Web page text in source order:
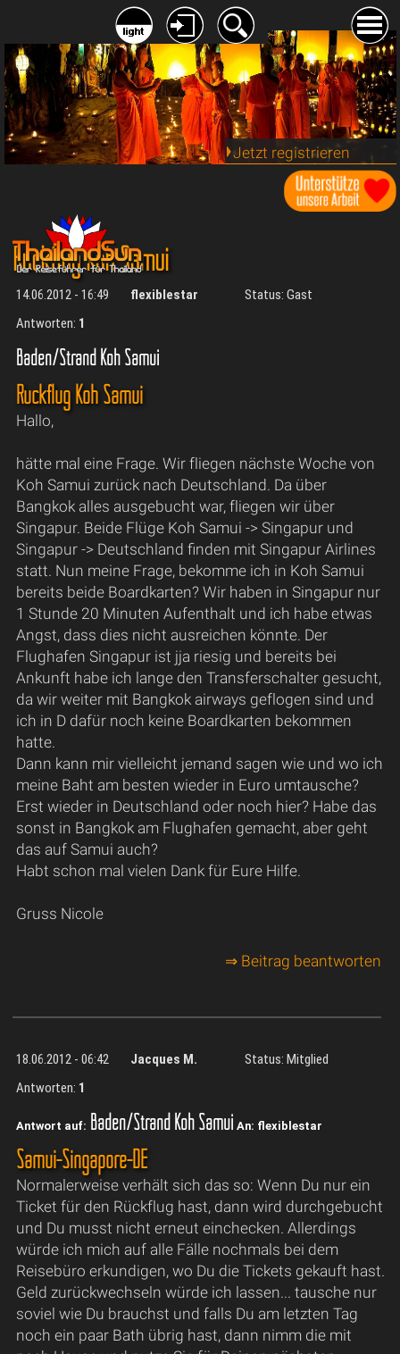
Jetzt registrieren
Rückflug Koh Samui
14.06.2012 - 16:49 flexiblestar
Status: Gast
Antworten: 1
Baden/Strand Koh Samui
Rückflug Koh Samui
Hallo,
hätte mal eine Frage. Wir fliegen nächste Woche von
Koh Samui zurück nach Deutschland. Da über
Bangkok alles ausgebucht war, fliegen wir über
Singapur. Beide Flüge Koh Samui -> Singapur und
Singapur -> Deutschland finden mit Singapur Airlines
statt. Nun meine Frage, bekomme ich in Koh Samui
bereits beide Boardkarten? Wir haben in Singapur nur
1 Stunde 20 Minuten Aufenthalt und ich habe etwas
Angst, dass dies nicht ausreichen könnte. Der
Flughafen Singapur ist jja riesig und bereits bei
Ankunft habe ich lange den Transferschalter gesucht,
da wir weiter mit Bangkok airways geflogen sind und
ich in D dafür noch keine Boardkarten bekommen
hatte.
Dann kann mir vielleicht jemand sagen wie und wo ich
meine Baht am besten wieder in Euro umtausche?
Erst wieder in Deutschland oder noch hier? Habe das
sonst in Bangkok am Flughafen gemacht, aber geht
das auf Samui auch?
Habt schon mal vielen Dank für Eure Hilfe.
Gruss Nicole
⇒ Beitrag beantworten
18.06.2012 - 06:42 Jacques M.
Status: Mitglied
Antworten: 1
Antwort auf: Baden/Strand Koh Samui An: flexiblestar
Samui-Singapore-DE
Normalerweise verhält sich das so: Wenn Du nur ein
Ticket für den Rückflug hast, dann wird durchgebucht
und Du musst nicht erneut einchecken. Allerdings
würde ich mich auf alle Fälle nochmals bei dem
Reisebüro erkundigen, wo Du die Tickets gekauft hast.
Geld zurückwechseln würde ich lassen... tausche nur
soviel wie Du brauchst und falls Du am letzten Tag
noch ein paar Bath übrig hast, dann nimm die mit